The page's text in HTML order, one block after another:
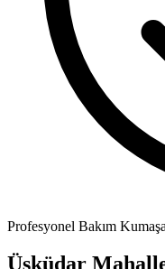
Profesyonel Bakım
Üsküdar